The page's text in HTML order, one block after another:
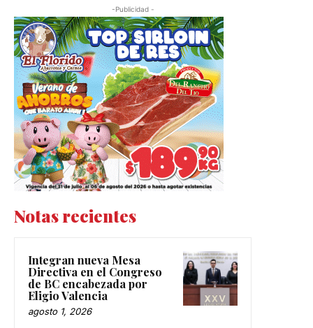
-Publicidad -
Notas recientes
Integran nueva Mesa
Directiva en el Congreso
de BC encabezada por
Eligio Valencia
agosto 1, 2026